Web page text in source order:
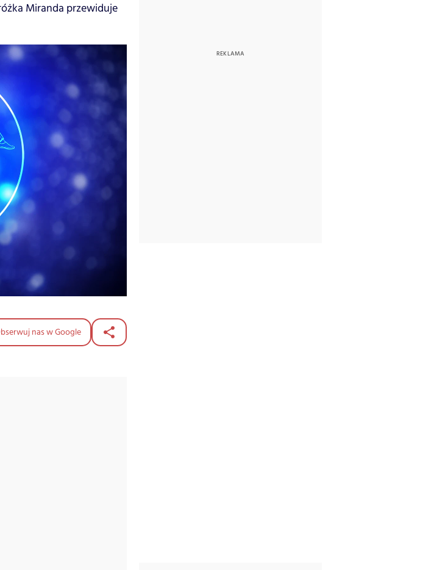
Miranda przewiduje
nas w Google